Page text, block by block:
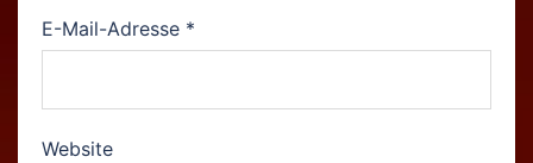
E-Mail-Adresse *
Website